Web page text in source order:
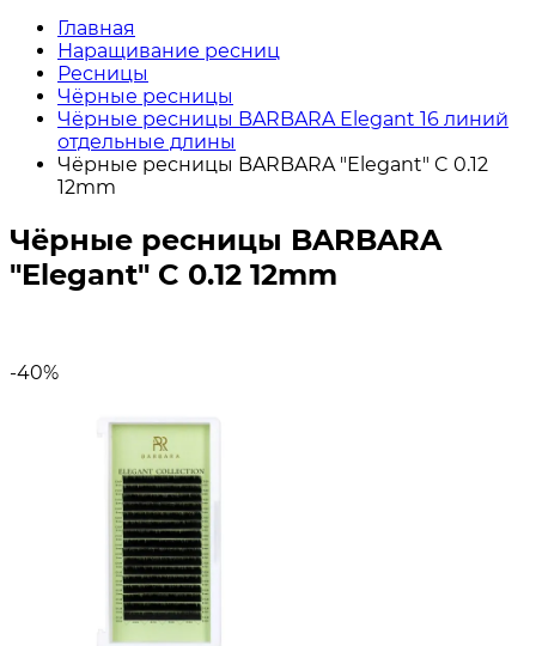
Главная
Наращивание ресниц
Ресницы
Чёрные ресницы
Чёрные ресницы BARBARA Elegant 16 линий
отдельные длины
Чёрные ресницы BARBARA "Elegant" C 0.12
12mm
Чёрные ресницы BARBARA
"Elegant" C 0.12 12mm
-40%